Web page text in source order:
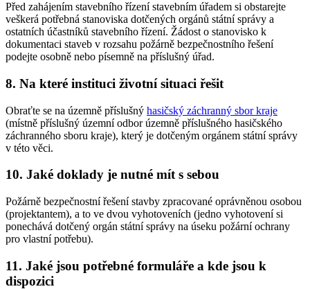
Před zahájením stavebního řízení stavebním úřadem si obstarejte
veškerá potřebná stanoviska dotčených orgánů státní správy a
ostatních účastníků stavebního řízení. Žádost o stanovisko k
dokumentaci staveb v rozsahu požárně bezpečnostního řešení
podejte osobně nebo písemně na příslušný úřad.
8. Na které instituci životní situaci řešit
Obraťte se na územně příslušný hasičský záchranný sbor kraje
(místně příslušný územní odbor územně příslušného hasičského
záchranného sboru kraje), který je dotčeným orgánem státní správy
v této věci.
10. Jaké doklady je nutné mít s sebou
Požárně bezpečnostní řešení stavby zpracované oprávněnou osobou
(projektantem), a to ve dvou vyhotoveních (jedno vyhotovení si
ponechává dotčený orgán státní správy na úseku požární ochrany
pro vlastní potřebu).
11. Jaké jsou potřebné formuláře a kde jsou k
dispozici